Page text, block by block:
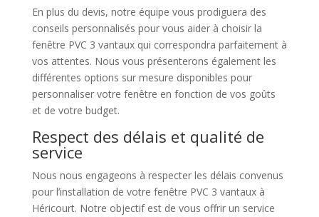
En plus du devis, notre équipe vous prodiguera des
conseils personnalisés pour vous aider à choisir la
fenêtre PVC 3 vantaux qui correspondra parfaitement à
vos attentes. Nous vous présenterons également les
différentes options sur mesure disponibles pour
personnaliser votre fenêtre en fonction de vos goûts
et de votre budget.
Respect des délais et qualité de
service
Nous nous engageons à respecter les délais convenus
pour l’installation de votre fenêtre PVC 3 vantaux à
Héricourt. Notre objectif est de vous offrir un service